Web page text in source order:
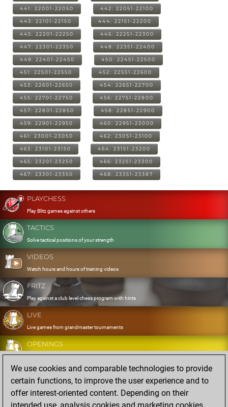
441: 22001-22050 442: 22051-22100
443: 22101-22150 444: 22151-22200
445: 22201-22250 446: 22251-22300
447: 22301-22350 448: 22351-22400
449: 22401-22450 450: 22451-22500
451: 22501-22550 452: 22551-22600
453: 22601-22650 454: 22651-22700
455: 22701-22750 456: 22751-22800
457: 22801-22850 458: 22851-22900
459: 22901-22950 460: 22951-23000
461: 23001-23050 462: 23051-23100
463: 23101-23150 464: 23151-23200
465: 23201-23250 466: 23251-23300
467: 23301-23350 468: 23351-23387
PLAYCHESS
Play Blitz games against others
TACTICS
Solve tactical positions of your strength
VIDEOS
Watch hours and hours of training videos
FRITZ
Play against a club level chess program with hints
LIVE
Live games from grandmaster tournaments
OPENINGS
Develop and exercise your openings
DATABASE
Eight million strong games
MYGAMES
We use cookies and comparable technologies to provide
certain functions, to improve the user experience and to
offer interest-oriented content. Depending on their